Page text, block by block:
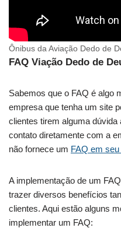
Ônibus da Aviação Dedo de
FAQ Viação Dedo de
Sabemos que o FAQ é algo
empresa que tenha um site
clientes tirem alguma
contato diretamente com a
não fornece um FAQ em
A implementação de um
trazer diversos benefícios
clientes. Aqui estão alguns
implementar um FAQ: